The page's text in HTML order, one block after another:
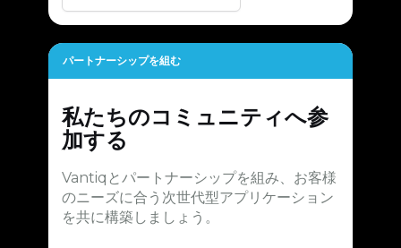
パートナーシップを組む
私たちのコミュニティへ参
加する
Vantiqとパートナーシップを組み、お客様
のニーズに合う次世代型アプリケーション
を共に構築しましょう。